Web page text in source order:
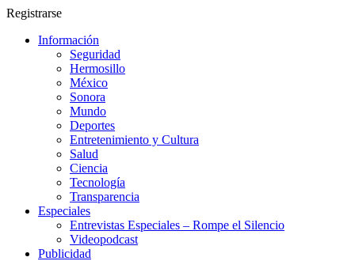
Registrarse
Información
Seguridad
Hermosillo
México
Sonora
Mundo
Deportes
Entretenimiento y Cultura
Salud
Ciencia
Tecnología
Transparencia
Especiales
Entrevistas Especiales – Rompe el Silencio
Videopodcast
Publicidad